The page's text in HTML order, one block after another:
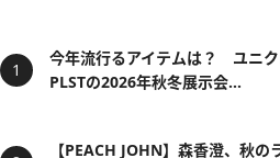
今年流行るアイテムは？ ユニク
PLSTの2026年秋冬展示会...
【PEACH JOHN】森香澄、秋の